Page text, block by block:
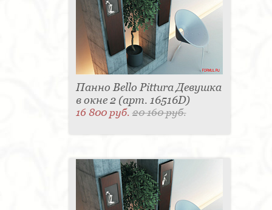
Панно Bello Pittura Девушка
в окне 2 (арт. 16516D)
16 800 руб.20 160 руб.